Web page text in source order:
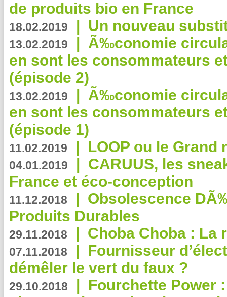
de produits bio en France
18.02.2019 | Un nouveau
13.02.2019 | Ã‰conomie
en sont les consommateurs
(épisode 2)
13.02.2019 | Ã‰conomie
en sont les consommateurs
(épisode 1)
11.02.2019 | LOOP ou le Grand
04.01.2019 | CARUUS, les
France et éco-conception
11.12.2018 | Obsolescence
Produits Durables
29.11.2018 | Choba Choba : La
07.11.2018 | Fournisseur
démêler le vert du faux ?
29.10.2018 | Fourchette Power